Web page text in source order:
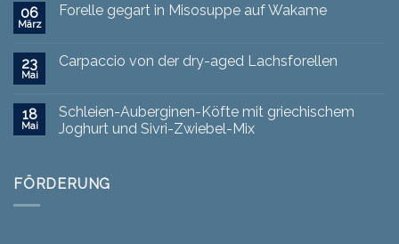
06
März
Forelle gegart in Misosuppe auf Wakame
23
Mai
Carpaccio von der dry-aged Lachsforellen
18
Mai
Schleien-Auberginen-Köfte mit griechischem
Joghurt und Sivri-Zwiebel-Mix
FÖRDERUNG